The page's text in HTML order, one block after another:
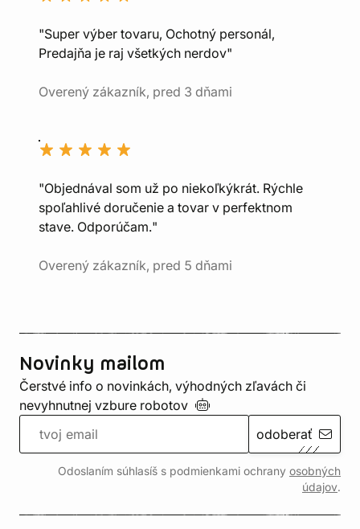
"Super výber tovaru, Ochotný personál,
Predajňa je raj všetkých nerdov"
Overený zákazník, pred 3 dňami
"Objednával som už po niekoľkýkrát. Rýchle
spoľahlivé doručenie a tovar v perfektnom
stave. Odporúčam."
Overený zákazník, pred 5 dňami
Novinky mailom
Čerstvé info o novinkách, výhodných zľavách či
nevyhnutnej vzbure robotov
odoberať
Odoslaním súhlasíš s podmienkami ochrany osobných
údajov.